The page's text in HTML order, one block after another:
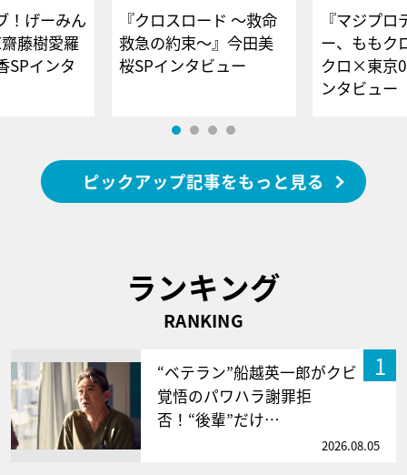
！げーみん
藤樹愛羅
SPインタ
『クロスロード ～救命
救急の約束～』今田美
桜SPインタビュー
『マジプロ
ー、ももク
クロ×東京
ンタビュー
ピックアップ記事をもっと見る
ランキング
RANKING
1
“ベテラン”船越英一郎がクビ
覚悟のパワハラ謝罪拒
否！“後輩”だけ…
2026.08.05